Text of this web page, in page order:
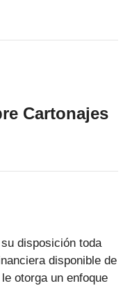
Cartonajes
disposición toda
disponible de
otorga un enfoque